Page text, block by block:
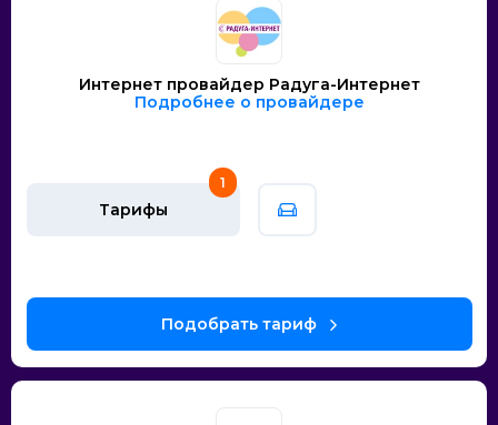
Интернет провайдер Радуга-Интернет
Подробнее о провайдере
Тарифы
1